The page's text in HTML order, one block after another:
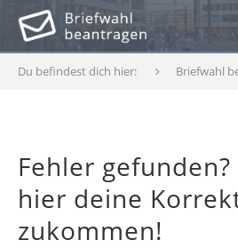
Du befindest dich hier: Briefwahl
Fehler gefunden?
hier deine
zukommen!